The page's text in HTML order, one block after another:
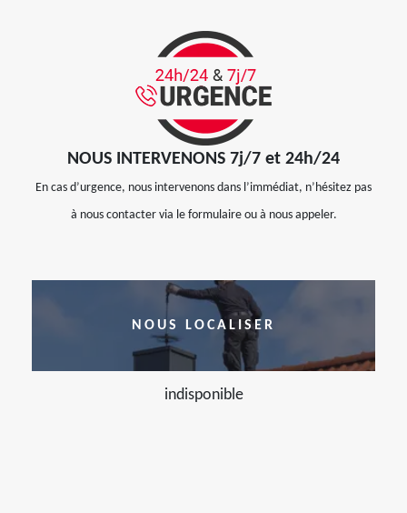
NOUS INTERVENONS 7j/7 et 24h/24
En cas d’urgence, nous intervenons dans l’immédiat, n’hésitez pas
à nous contacter via le formulaire ou à nous appeler.
NOUS LOCALISER
indisponible